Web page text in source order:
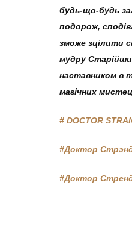
будь-що-будь
подорож,
зможе зцілити
мудру
наставником в
магічних
# DOCTOR
#Доктор
#Доктор